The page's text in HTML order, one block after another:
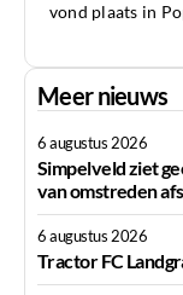
vond plaats in
Meer nieuws
6 augustus 2026
Simpelveld ziet
van omstreden
6 augustus 2026
Tractor FC